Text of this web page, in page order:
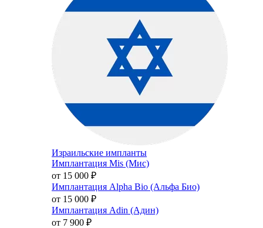
Израильские импланты
Имплантация Mis (Мис)
от 15 000 ₽
Имплантация Alpha Bio (Альфа Био)
от 15 000 ₽
Имплантация Adin (Адин)
от 7 900 ₽